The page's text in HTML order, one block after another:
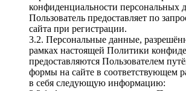
конфиденциальности персональных
Пользователь предоставляет по
сайта при регистрации.
3.2. Персональные данные,
рамках настоящей Политики
предоставляются Пользователем
формы на сайте в соответствующем
в себя следующую информацию: